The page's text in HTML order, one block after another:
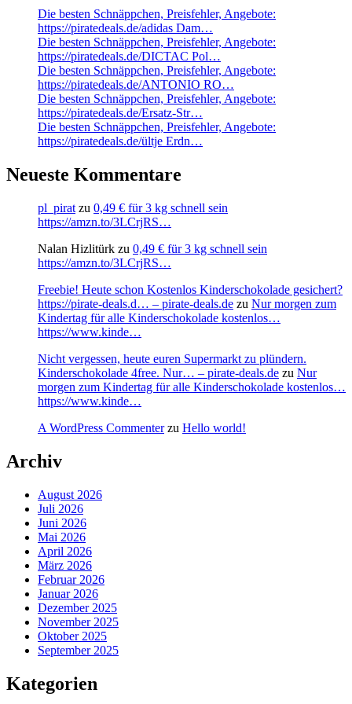
Die besten Schnäppchen, Preisfehler, Angebote:
https://piratedeals.de/adidas Dam…
Die besten Schnäppchen, Preisfehler, Angebote:
https://piratedeals.de/DICTAC Pol…
Die besten Schnäppchen, Preisfehler, Angebote:
https://piratedeals.de/ANTONIO RO…
Die besten Schnäppchen, Preisfehler, Angebote:
https://piratedeals.de/Ersatz-Str…
Die besten Schnäppchen, Preisfehler, Angebote:
https://piratedeals.de/ültje Erdn…
Neueste Kommentare
pl_pirat zu 0,49 € für 3 kg schnell sein
https://amzn.to/3LCrjRS…
Nalan Hizlitürk zu 0,49 € für 3 kg schnell sein
https://amzn.to/3LCrjRS…
Freebie! Heute schon Kostenlos Kinderschokolade gesichert?
https://pirate-deals.d… – pirate-deals.de zu Nur morgen zum
Kindertag für alle Kinderschokolade kostenlos…
https://www.kinde…
Nicht vergessen, heute euren Supermarkt zu plündern.
Kinderschokolade 4free. Nur… – pirate-deals.de zu Nur
morgen zum Kindertag für alle Kinderschokolade kostenlos…
https://www.kinde…
A WordPress Commenterzu Hello world!
Archiv
August 2026
Juli 2026
Juni 2026
Mai 2026
April 2026
März 2026
Februar 2026
Januar 2026
Dezember 2025
November 2025
Oktober 2025
September 2025
Kategorien